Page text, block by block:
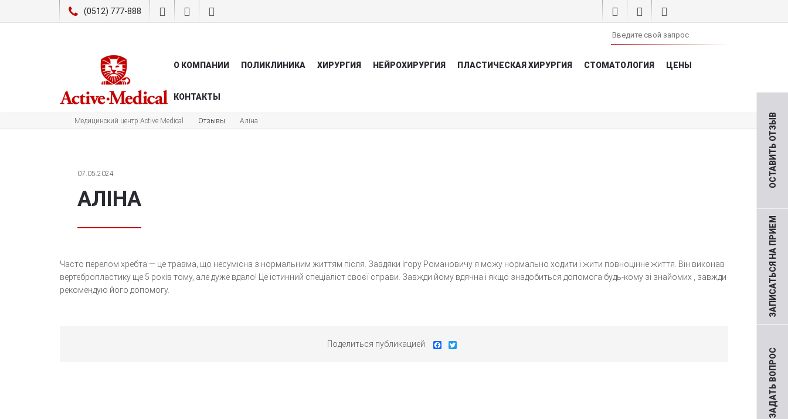
(0512) 777-888
О КОМПАНИИ ПОЛИКЛИНИКА ХИРУРГИЯ НЕЙРОХИРУРГИЯ ПЛАСТИЧЕСКАЯ ХИРУРГИЯ СТОМАТОЛОГИЯ ЦЕНЫ
КОНТАКТЫ
ЗАДАТЬ ВОПРОС
ЗАПИСАТЬСЯ НА ПРИЕМ
ОСТАВИТЬ ОТЗЫВ
Медицинский центр Active Medical Отзывы Аліна
07.05.2024
АЛІНА
Часто перелом хребта — це травма, що несумісна з нормальним життям після. Завдяки Ігору Романовичу я можу нормально ходити і жити повноцінне життя. Він виконав
вертебропластику ще 5 років тому, але дуже вдало! Це істинний спеціаліст своєї справи. Завжди йому вдячна і якщо знадобиться допомога будь-кому зі знайомих , завжди
рекомендую його допомогу.
Поделиться публикацией
Facebook
Twitter